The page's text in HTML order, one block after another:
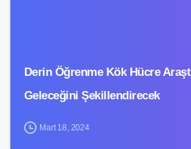
Derin Öğrenme Kök Hücre
Geleceğini Şekillendirecek
Mart 18, 2024